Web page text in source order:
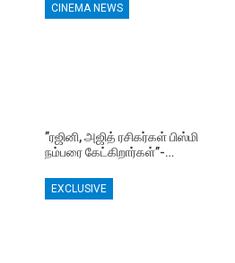
CINEMA NEWS
”ரஜினி, அஜித் ரசிகர்கள் பிஸ்மி
நம்பரை கேட்கிறார்கள்”-…
EXCLUSIVE